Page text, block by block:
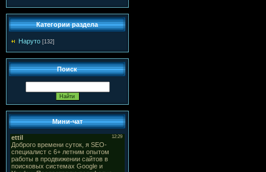
Категории раздела
Наруто [132]
Поиск
Мини-чат